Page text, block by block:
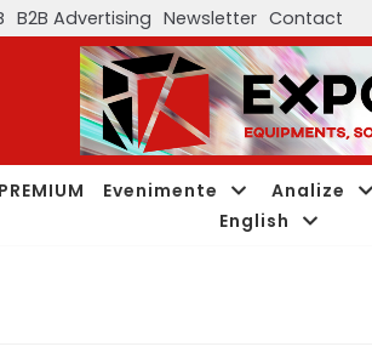
B2B Advertising Newsletter Contact
Evenimente Analize
English